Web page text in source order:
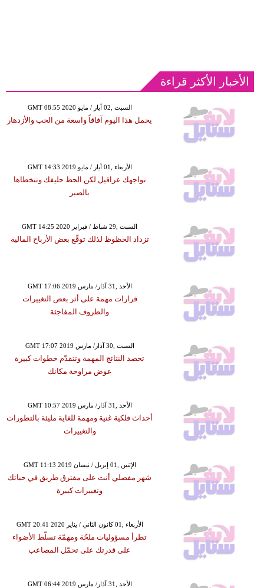
الأخبار الأكثر قراءة
GMT 08:55 2020 السبت ,02 أيار / مايو
يحمل هذا اليوم آفاقاً واسعة من الحب والأزدهار
GMT 14:33 2019 الأربعاء ,01 أيار / مايو
تواجهك عراقيل لكن الحظ حليفك وتتخطاها
بالصبر
GMT 14:25 2020 السبت ,29 شباط / فبراير
تزداد الحظوظ لذلك توقّع بعض الأرباح المالية
GMT 17:06 2019 الأحد ,31 آذار/ مارس
قرارات مهمة على أثر بعض التغييرات
والظروف المفاجئة
GMT 17:07 2019 السبت ,30 آذار/ مارس
تحصد النتائج المهمة وتتقدّم خطوات كبيرة
عوض مراوحة مكانك
GMT 10:57 2019 الأحد ,31 آذار/ مارس
أحداث فلكية غنية ومهمة للغاية مليئة بالتطورات
والتغييرات
GMT 11:13 2019 الإثنين ,01 إبريل / نيسان
شهر مفصلي أنت على مفترق طريق في حياتك
وتغييرات كبيرة
GMT 20:41 2020 الأربعاء ,01 كانون الثاني / يناير
تطرأ مسؤوليات ملحّة ومهمّة تسلّط الأضواء
على قدرتك على تحمّل المصاعب
GMT 06:44 2019 الأحد ,31 آذار/ مارس